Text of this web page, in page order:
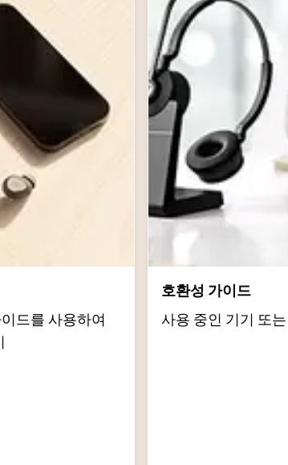
드를 사용하여
호환성 가이드
사용 중인 기기 또